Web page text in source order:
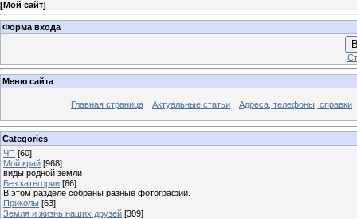
[Мой сайт]
Форма входа
Меню сайта
Главная страница Актуальные статьи Адреса, телефоны, справки
Categories
ЧП [60]
Мой край [968]
виды родной земли
Без категории [66]
В этом разделе собраны разные фотографии.
Приколы [63]
Земля и жизнь наших друзей [309]